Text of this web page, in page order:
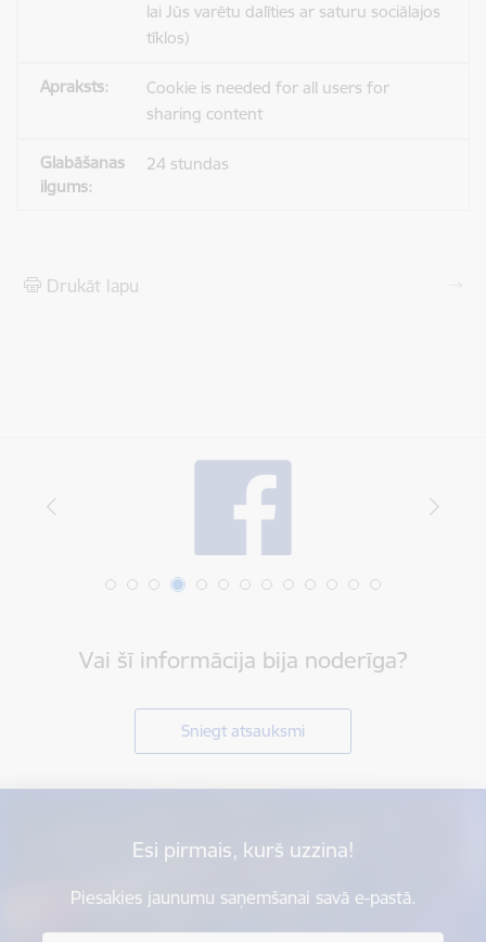
lai Jūs varētu dalīties ar saturu sociālajos
tīklos)
Cookie is needed for all users for
sharing content
24 stundas
Drukāt lapu
Vai šī informācija bija noderīga?
Sniegt atsauksmi
Esi pirmais, kurš uzzina!
Piesakies jaunumu saņemšanai savā e-pastā.